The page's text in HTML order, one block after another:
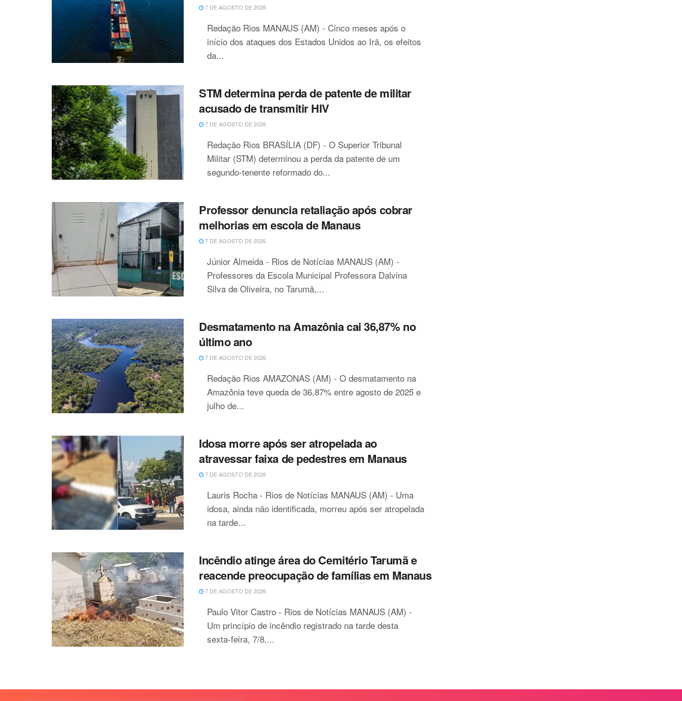
7 DE AGOSTO DE 2026
Redação Rios MANAUS (AM) - Cinco meses após o
início dos ataques dos Estados Unidos ao Irã, os efeitos
da...
STM determina perda de patente de militar
acusado de transmitir HIV
7 DE AGOSTO DE 2026
Redação Rios BRASÍLIA (DF) - O Superior Tribunal
Militar (STM) determinou a perda da patente de um
segundo-tenente reformado do...
Professor denuncia retaliação após cobrar
melhorias em escola de Manaus
7 DE AGOSTO DE 2026
Júnior Almeida - Rios de Notícias MANAUS (AM) -
Professores da Escola Municipal Professora Dalvina
Silva de Oliveira, no Tarumã,...
Desmatamento na Amazônia cai 36,87% no
último ano
7 DE AGOSTO DE 2026
Redação Rios AMAZONAS (AM) - O desmatamento na
Amazônia teve queda de 36,87% entre agosto de 2025 e
julho de...
Idosa morre após ser atropelada ao
atravessar faixa de pedestres em Manaus
7 DE AGOSTO DE 2026
Lauris Rocha - Rios de Notícias MANAUS (AM) - Uma
idosa, ainda não identificada, morreu após ser atropelada
na tarde...
Incêndio atinge área do Cemitério Tarumã e
reacende preocupação de famílias em Manaus
7 DE AGOSTO DE 2026
Paulo Vitor Castro - Rios de Notícias MANAUS (AM) -
Um princípio de incêndio registrado na tarde desta
sexta-feira, 7/8,...